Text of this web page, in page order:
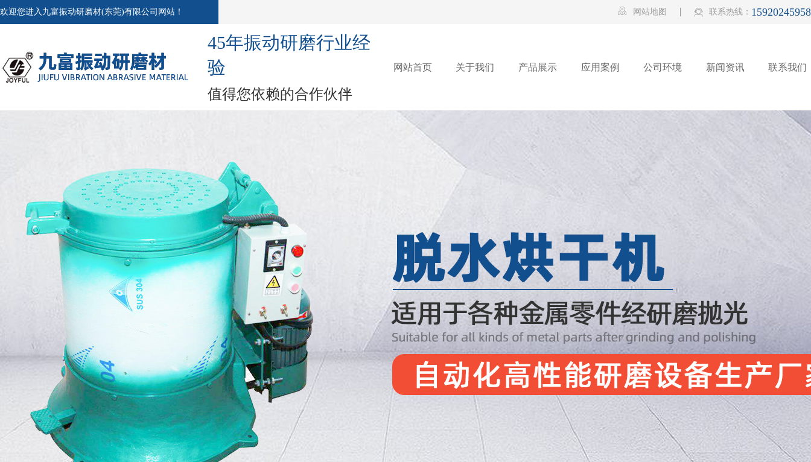
欢迎您进入九富振动研磨材(东莞)有限公司网站！  网站地图  联系热线： 15920245958
45年振动研磨行业经
验
值得您依赖的合作伙伴
网站首页 关于我们 产品展示 应用案例 公司环境 新闻资讯 联系我们